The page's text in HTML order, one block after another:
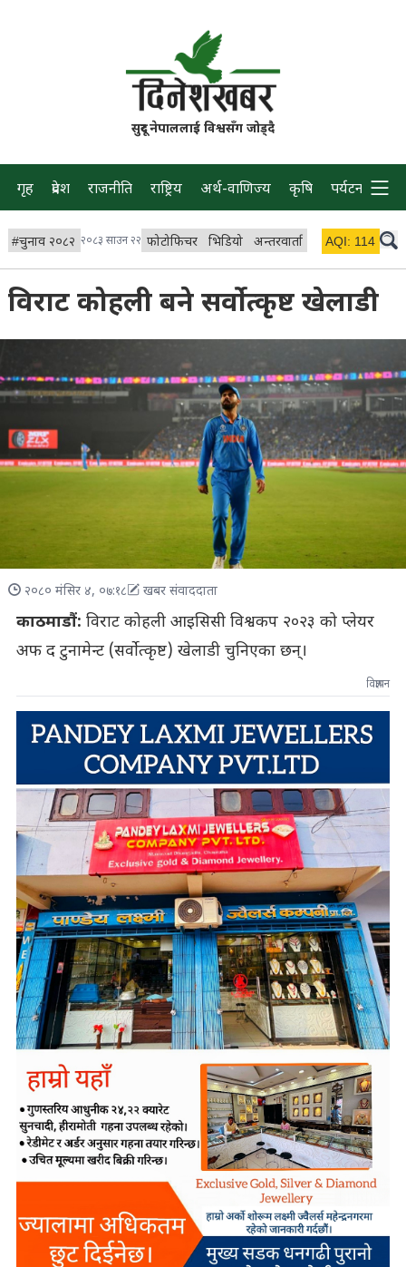
सुदूर नेपाललाई विश्वसँग जोड्दै
गृह प्रदेश राजनीति राष्ट्रिय अर्थ-वाणिज्य कृषि पर्यटन प्रवास
#चुनाव २०८२ २०८३ साउन २२ फोटोफिचर भिडियो अन्तरवार्ता विचार/ब्लग
AQI: 114
विराट कोहली बने सर्वोत्कृष्ट खेलाडी
२०८० मंसिर ४, ०७:१८ खबर संवाददाता
काठमाडौं: विराट कोहली आइसिसी विश्वकप २०२३ को प्लेयर
अफ द टुनामेन्ट (सर्वोत्कृष्ट) खेलाडी चुनिएका छन्।
विज्ञापन